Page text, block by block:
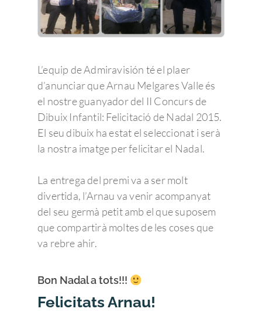
L’equip de Admiravisión té el plaer
d’anunciar que Arnau Melgares Valle és
el nostre guanyador del II Concurs de
Dibuix Infantil: Felicitació de Nadal 2015.
El seu dibuix ha estat el seleccionat i serà
la nostra imatge per felicitar el Nadal.
La entrega del premi va a ser molt
divertida, l’Arnau va venir acompanyat
del seu germà petit amb el que suposem
que compartirà moltes de les coses que
va rebre ahir.
Bon Nadal a tots!!!
Felicitats Arnau!